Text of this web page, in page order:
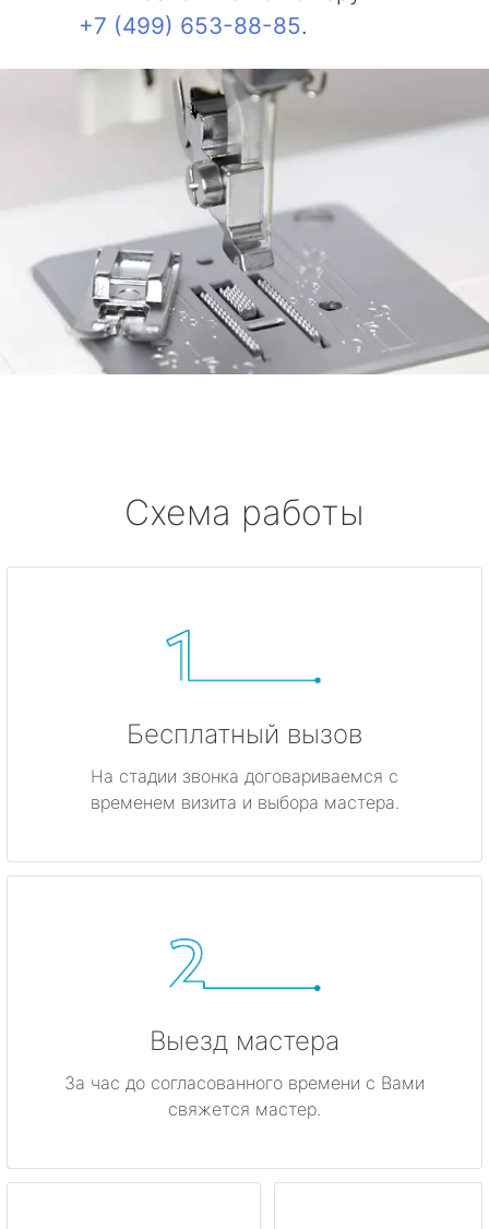
+7 (499) 653-88-85.
Схема работы
Бесплатный вызов
На стадии звонка договариваемся с
временем визита и выбора мастера.
Выезд мастера
За час до согласованного времени с Вами
свяжется мастер.